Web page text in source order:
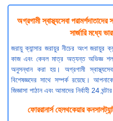
অগ্রগামী স্বাস্থ্যসেবা
সার্জারি মধ্যে
জরায়ু ক্যান্সার জরায়ুর নীচের অংশ জরায়ুর
কাজ এবং কেবল মাত্র অত্যন্ত অভিজ্ঞ
অনুসন্ধান করা হয়। অগ্রগামী স্বাস্থ্যসেবা
বিশেষজ্ঞদের সাথে সম্পর্ক রয়েছে।
জিজ্ঞাসা পাঠান এবং আমাদের নির্বাহী 24
ফোররানার্স হেলথকেয়ার